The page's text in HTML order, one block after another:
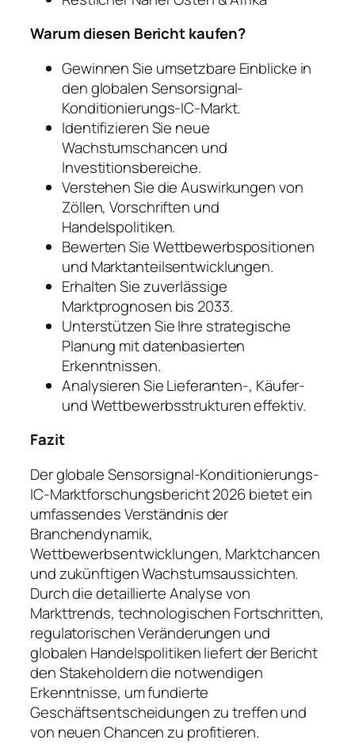
Warum diesen Bericht kaufen?
Gewinnen Sie umsetzbare Einblicke in
den globalen Sensorsignal-
Konditionierungs-IC-Markt.
Identifizieren Sie neue
Wachstumschancen und
Investitionsbereiche.
Verstehen Sie die Auswirkungen von
Zöllen, Vorschriften und
Handelspolitiken.
Bewerten Sie Wettbewerbspositionen
und Marktanteilsentwicklungen.
Erhalten Sie zuverlässige
Marktprognosen bis 2033.
Unterstützen Sie Ihre strategische
Planung mit datenbasierten
Erkenntnissen.
Analysieren Sie Lieferanten-, Käufer-
und Wettbewerbsstrukturen effektiv.
Fazit
Der globale Sensorsignal-Konditionierungs-
IC-Marktforschungsbericht 2026 bietet ein
umfassendes Verständnis der
Branchendynamik,
Wettbewerbsentwicklungen, Marktchancen
und zukünftigen Wachstumsaussichten.
Durch die detaillierte Analyse von
Markttrends, technologischen Fortschritten,
regulatorischen Veränderungen und
globalen Handelspolitiken liefert der Bericht
den Stakeholdern die notwendigen
Erkenntnisse, um fundierte
Geschäftsentscheidungen zu treffen und
von neuen Chancen zu profitieren.